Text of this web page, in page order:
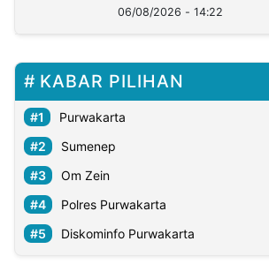
06/08/2026 - 14:22
KABAR PILIHAN
Purwakarta
Sumenep
Om Zein
Polres Purwakarta
Diskominfo Purwakarta